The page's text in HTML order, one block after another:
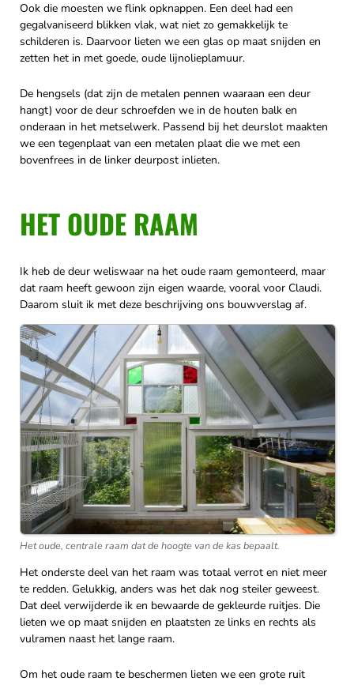
Ook die moesten we flink opknappen. Een deel had een
gegalvaniseerd blikken vlak, wat niet zo gemakkelijk te
schilderen is. Daarvoor lieten we een glas op maat snijden en
zetten het in met goede, oude lijnolieplamuur.
De hengsels (dat zijn de metalen pennen waaraan een deur
hangt) voor de deur schroefden we in de houten balk en
onderaan in het metselwerk. Passend bij het deurslot maakten
we een tegenplaat van een metalen plaat die we met een
bovenfrees in de linker deurpost inlieten.
HET OUDE RAAM
Ik heb de deur weliswaar na het oude raam gemonteerd, maar
dat raam heeft gewoon zijn eigen waarde, vooral voor Claudi.
Daarom sluit ik met deze beschrijving ons bouwverslag af.
Het oude, centrale raam dat de hoogte van de kas bepaalt.
Het onderste deel van het raam was totaal verrot en niet meer
te redden. Gelukkig, anders was het dak nog steiler geweest.
Dat deel verwijderde ik en bewaarde de gekleurde ruitjes. Die
lieten we op maat snijden en plaatsten ze links en rechts als
vulramen naast het lange raam.
Om het oude raam te beschermen lieten we een grote ruit